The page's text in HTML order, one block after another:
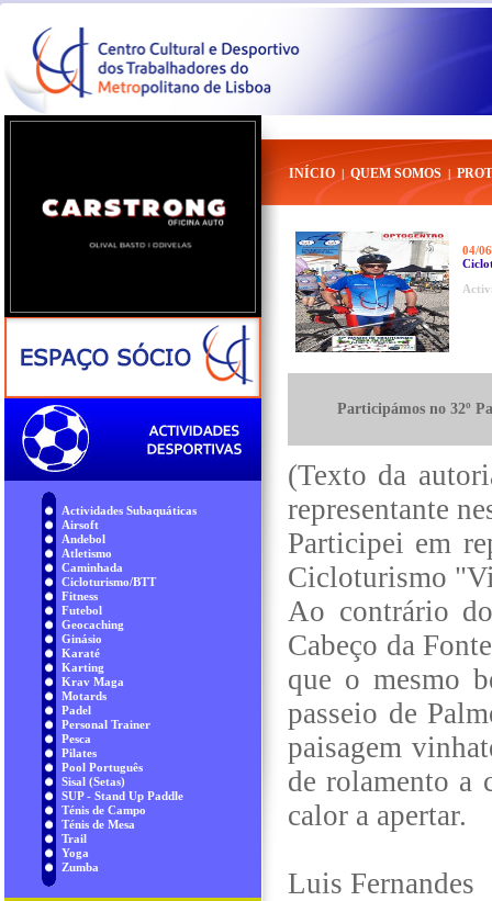
INÍCIO | QUEM SOMOS |
Actividades Subaquáticas
Airsoft
Andebol
Atletismo
Caminhada
Cicloturismo/BTT
Fitness
Futebol
Geocaching
Ginásio
Karaté
Karting
Krav Maga
Motards
Padel
Personal Trainer
Pesca
Pilates
Pool Português
Sisal (Setas)
SUP - Stand Up Paddle
Ténis de Campo
Ténis de Mesa
Trail
Yoga
Zumba
04/
Participámos no 32º
(Texto da
representante
Participei em
Cicloturismo
Ao contrário
Cabeço da
que o mesmo
passeio de
paisagem
de rolamento a
calor a apertar.
Luis Fernandes